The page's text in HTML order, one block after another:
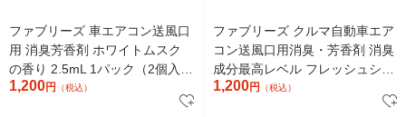
ファブリーズ 車エアコン送風口
用 消臭芳香剤 ホワイトムスク
の香り 2.5mL 1パック（2個入）
消臭剤 芳香剤 P＆G
1,200円 （税込）
ファブリーズ クルマ自動車エア
コン送風口用消臭・芳香剤 消臭
成分最高レベル フレッシュシャ
ボン 2.5mLx2 1パック（2個
1,200円 （税込）